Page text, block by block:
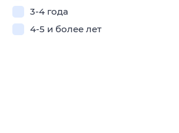
3-4 года
4-5 и более лет